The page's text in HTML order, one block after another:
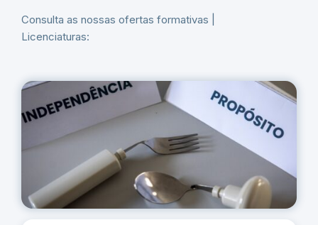
Consulta as nossas ofertas formativas |
Licenciaturas: